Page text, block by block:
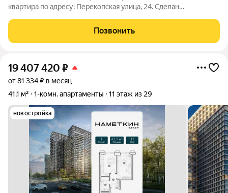
квартира по адресу: Перекопская улица, 24. Сделан
освежить по своему вкусу. Квартира расположена на 7 этаже
9-этажного дома, построенного в
Позвонить
19 407 420 ₽
от 81 334 ₽ в месяц
41,1 м²
1-комн. апартаменты 11 этаж из 29
новостройка